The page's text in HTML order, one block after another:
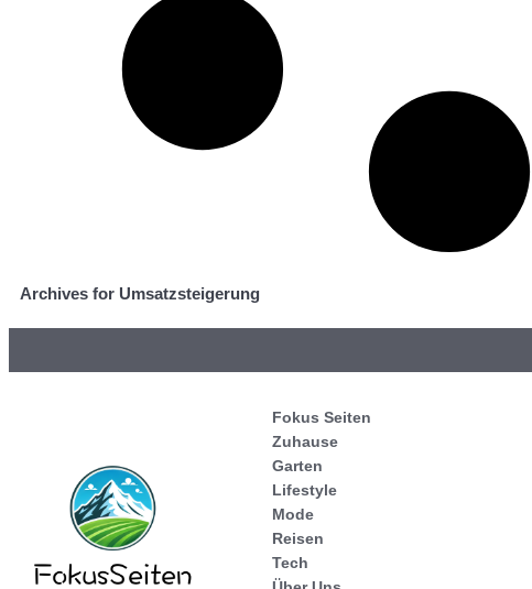
Archives for Umsatzsteigerung
Fokus Seiten
Zuhause
Garten
Lifestyle
Mode
Reisen
Tech